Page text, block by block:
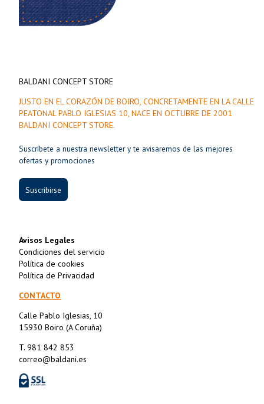
BALDANI CONCEPT STORE
JUSTO EN EL CORAZÓN DE BOIRO, CONCRETAMENTE EN LA CALLE
PEATONAL PABLO IGLESIAS 10, NACE EN OCTUBRE DE 2001
BALDANI CONCEPT STORE.
Suscríbete a nuestra newsletter y te avisaremos de las mejores
ofertas y promociones
Suscribirse
Avisos Legales
Condiciones del servicio
Política de cookies
Política de Privacidad
CONTACTO
Calle Pablo Iglesias, 10
15930 Boiro (A Coruña)
T. 981 842 853
correo@baldani.es